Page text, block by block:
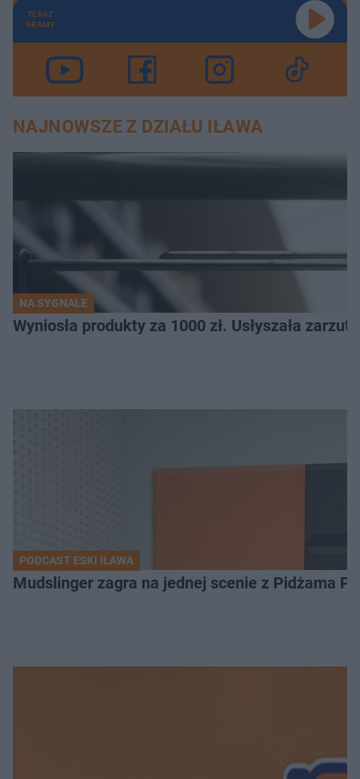
TERAZ
GRAMY
NAJNOWSZE Z DZIAŁU IŁAWA
NA SYGNALE
Wyniosła produkty za 1000 zł. Usłyszała zarzuty
PODCAST ESKI IŁAWA
Mudslinger zagra na jednej scenie z Pidżama